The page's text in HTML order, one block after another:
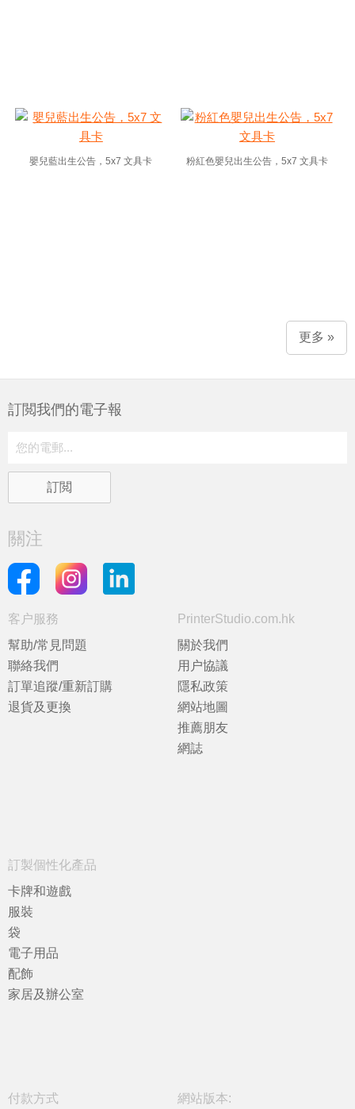
嬰兒藍出生公告，5x7 文具卡 粉紅色嬰兒出生公告，5x7 文具卡
更多 »
訂閲我們的電子報
關注
客户服務
幫助/常見問題
聯絡我們
訂單追蹤/重新訂購
退貨及更換
PrinterStudio.com.hk
關於我們
用户協議
隱私政策
網站地圖
推薦朋友
網誌
訂製個性化產品
卡牌和遊戲
服裝
袋
電子用品
配飾
家居及辦公室
付款方式 網站版本: